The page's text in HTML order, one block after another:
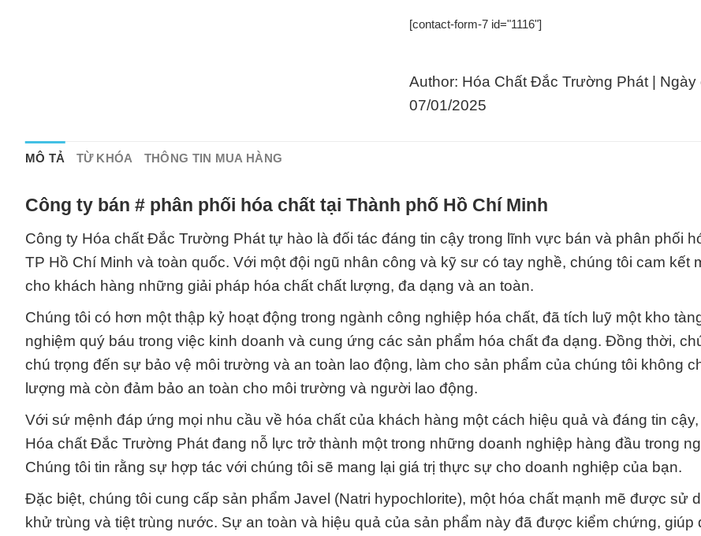
[contact-form-7 id="1116"]
Author: Hóa Chất Đắc Trường Phát | Ngày
07/01/2025
MÔ TẢ TỪ KHÓA THÔNG TIN MUA HÀNG
Công ty bán # phân phối hóa chất tại Thành phố Hồ Chí Minh
Công ty Hóa chất Đắc Trường Phát tự hào là đối tác đáng tin cậy trong lĩnh vực bán và phân phối
TP Hồ Chí Minh và toàn quốc. Với một đội ngũ nhân công và kỹ sư có tay nghề, chúng tôi cam kết
cho khách hàng những giải pháp hóa chất chất lượng, đa dạng và an toàn.
Chúng tôi có hơn một thập kỷ hoạt động trong ngành công nghiệp hóa chất, đã tích luỹ một kho
nghiệm quý báu trong việc kinh doanh và cung ứng các sản phẩm hóa chất đa dạng. Đồng thời,
chú trọng đến sự bảo vệ môi trường và an toàn lao động, làm cho sản phẩm của chúng tôi không
lượng mà còn đảm bảo an toàn cho môi trường và người lao động.
Với sứ mệnh đáp ứng mọi nhu cầu về hóa chất của khách hàng một cách hiệu quả và đáng tin
Hóa chất Đắc Trường Phát đang nỗ lực trở thành một trong những doanh nghiệp hàng đầu trong
Chúng tôi tin rằng sự hợp tác với chúng tôi sẽ mang lại giá trị thực sự cho doanh nghiệp của bạn.
Đặc biệt, chúng tôi cung cấp sản phẩm Javel (Natri hypochlorite), một hóa chất mạnh mẽ được sử
khử trùng và tiệt trùng nước. Sự an toàn và hiệu quả của sản phẩm này đã được kiểm chứng, giúp